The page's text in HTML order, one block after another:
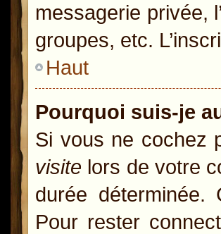
messagerie privée,
groupes, etc.
Haut
Pourquoi suis-je
Si vous ne cochez
visite lors de votre
durée déterminée.
Pour rester